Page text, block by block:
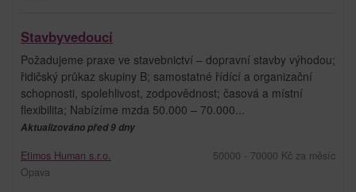
Stavbyvedoucí
Požadujeme praxe ve stavebnictví – dopravní stavby výhodou;
řidičský průkaz skupiny B; samostatné řídící a organizační
schopnosti, spolehlivost, zodpovědnost; časová a místní
flexibilita; Nabízíme mzda 50.000 – 70.000...
Aktualizováno před 9 dny
Etimos Human s.r.o.
Opava
50000 - 70000 Kč za měsíc